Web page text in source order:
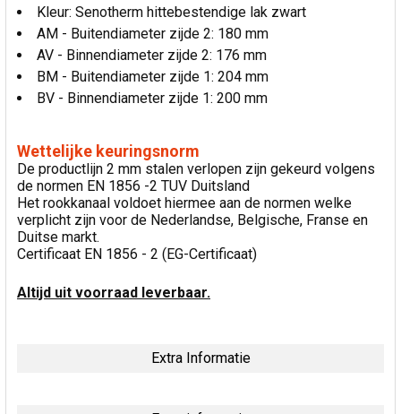
Kleur: Senotherm hittebestendige lak zwart
AM - Buitendiameter zijde 2: 180 mm
AV - Binnendiameter zijde 2: 176 mm
BM - Buitendiameter zijde 1: 204 mm
BV - Binnendiameter zijde 1: 200 mm
Wettelijke keuringsnorm
De productlijn 2 mm stalen verlopen zijn gekeurd volgens
de normen EN 1856 -2 TUV Duitsland
Het rookkanaal voldoet hiermee aan de normen welke
verplicht zijn voor de Nederlandse, Belgische, Franse en
Duitse markt.
Certificaat EN 1856 - 2 (EG-Certificaat)
Altijd uit voorraad leverbaar.
Extra Informatie